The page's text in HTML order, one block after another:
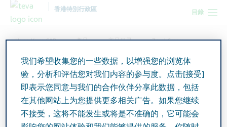
目錄
香港特別行政區
Hong Kong SAR 產品 产品目录 Zoral Cream
Zoral Cream
Active Ingredient
我们希望收集您的一些数据，以增强您的浏览体
验，分析和评估您对我们内容的参与度。点击[接受]
即表示您同意与我们的合作伙伴分享此数据，包括
在其他网站上为您提供更多相关广告。如果您继续
不接受，这将不能发生或将是不准确的，它可能会